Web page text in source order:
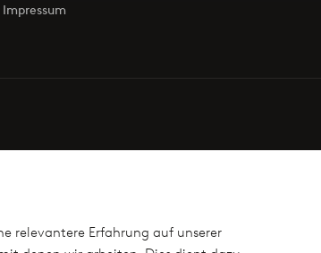
relevantere Erfahrung auf unserer
Impressum